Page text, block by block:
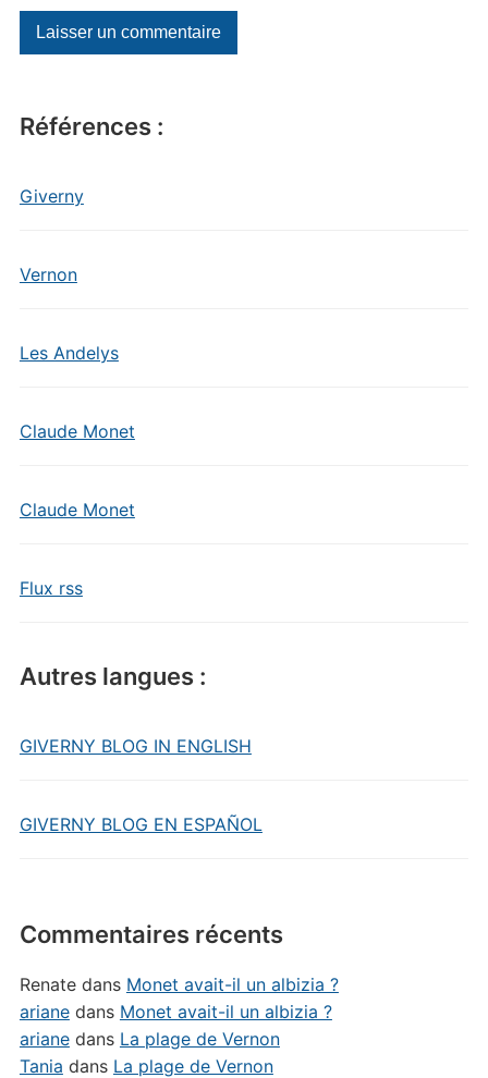
Références :
Giverny
Vernon
Les Andelys
Claude Monet
Claude Monet
Flux rss
Autres langues :
GIVERNY BLOG IN ENGLISH
GIVERNY BLOG EN ESPAÑOL
Commentaires récents
Renatedans Monet avait-il un albizia ?
arianedans Monet avait-il un albizia ?
arianedans La plage de Vernon
Tania dans La plage de Vernon